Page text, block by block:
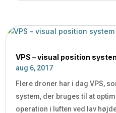
VPS – visual position
aug 6, 2017
Flere droner har i dag VPS,
system, der bruges til at
operation i luften ved lav